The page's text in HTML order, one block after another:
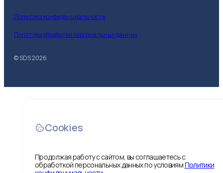
© SDS2026
Политика конфиденциальности
Политика обработки персональных данных
Cookies
Продолжая работу с сайтом, вы соглашаетесь с
обработкой персональных данных по условиямПолитики
Показать